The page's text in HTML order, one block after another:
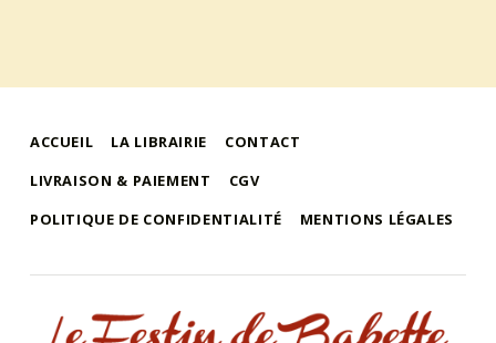
ACCUEIL LA LIBRAIRIE
CONTACT
LIVRAISON & PAIEMENT
CGV
POLITIQUE DE CONFIDENTIALITÉ
MENTIONS LÉGALES